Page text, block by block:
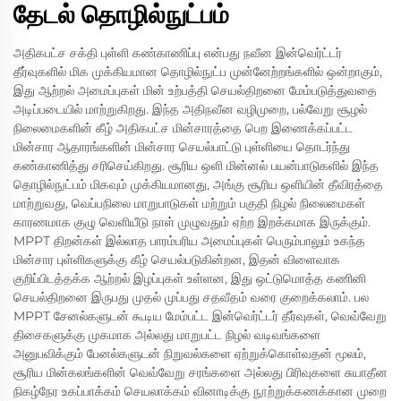
தேடல் தொழில்நுட்பம்
அதிகபட்ச சக்தி புள்ளி கண்காணிப்பு என்பது நவீன இன்வெர்ட்டர்
தீர்வுகளில் மிக முக்கியமான தொழில்நுட்ப முன்னேற்றங்களில் ஒன்றாகும்,
இது ஆற்றல் அமைப்புகள் மின் உற்பத்தி செயல்திறனை மேம்படுத்துவதை
அடிப்படையில் மாற்றுகிறது. இந்த அதிநவீன வழிமுறை, பல்வேறு சூழல்
நிலைமைகளின் கீழ் அதிகபட்ச மின்சாரத்தை பெற இணைக்கப்பட்ட
மின்சார ஆதாரங்களின் மின்சார செயல்பாட்டு புள்ளியை தொடர்ந்து
கண்காணித்து சரிசெய்கிறது. சூரிய ஒளி மின்னல் பயன்பாடுகளில் இந்த
தொழில்நுட்பம் மிகவும் முக்கியமானது, அங்கு சூரிய ஒளியின் தீவிரத்தை
மாற்றுவது, வெப்பநிலை மாறுபாடுகள் மற்றும் பகுதி நிழல் நிலைமைகள்
காரணமாக குழு வெளியீடு நாள் முழுவதும் ஏற்ற இறக்கமாக இருக்கும்.
MPPT திறன்கள் இல்லாத பாரம்பரிய அமைப்புகள் பெரும்பாலும் உகந்த
மின்சார புள்ளிகளுக்கு கீழ் செயல்படுகின்றன, இதன் விளைவாக
குறிப்பிடத்தக்க ஆற்றல் இழப்புகள் உள்ளன, இது ஒட்டுமொத்த கணினி
செயல்திறனை இருபது முதல் முப்பது சதவீதம் வரை குறைக்கலாம். பல
MPPT சேனல்களுடன் கூடிய மேம்பட்ட இன்வெர்ட்டர் தீர்வுகள், வெவ்வேறு
திசைகளுக்கு முகமாக அல்லது மாறுபட்ட நிழல் வடிவங்களை
அனுபவிக்கும் பேனல்களுடன் நிறுவல்களை ஏற்றுக்கொள்வதன் மூலம்,
சூரிய மின்கலங்களின் வெவ்வேறு சரங்களை அல்லது பிரிவுகளை சுயாதீன
நிகழ்நேர உகப்பாக்கம் செயலாக்கம் வினாடிக்கு நூற்றுக்கணக்கான முறை